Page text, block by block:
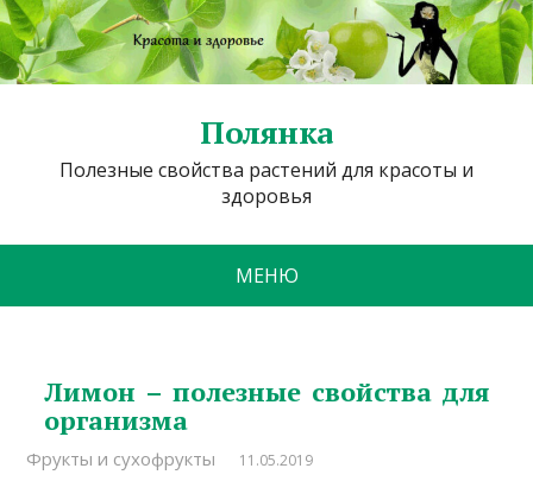
Полянка
Полезные свойства растений для красоты и
здоровья
МЕНЮ
Лимон – полезные свойства для
организма
Фрукты и сухофрукты 11.05.2019